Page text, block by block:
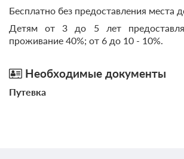
после подтверждения бронирования.
составляет 441 руб.
2 гостя
Бесплатно без предоставления места
Детям от 3 до 5 лет
проживание 40%; от 6 до 10 - 10%.
Необходимые документы
Путевка